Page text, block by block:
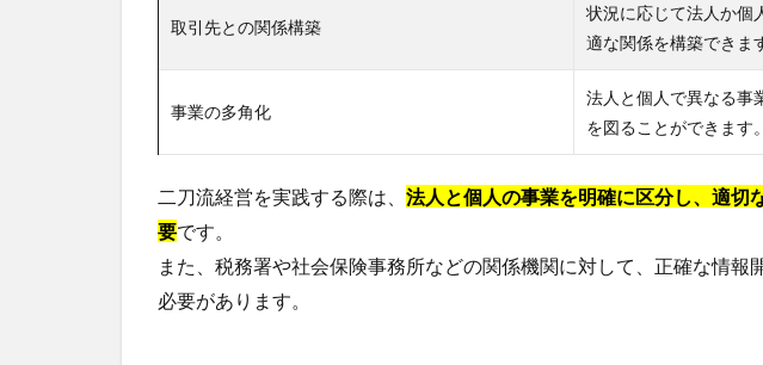
取引先との関係構築
状況に応じて法人か個
適な関係を構築できま
事業の多角化
法人と個人で異なる事
を図ることができます。
二刀流経営を実践する際は、 法人と個人の事業を明確に区分し、適切
要です。
また、税務署や社会保険事務所などの関係機関に対して、正確な情報
必要があります。